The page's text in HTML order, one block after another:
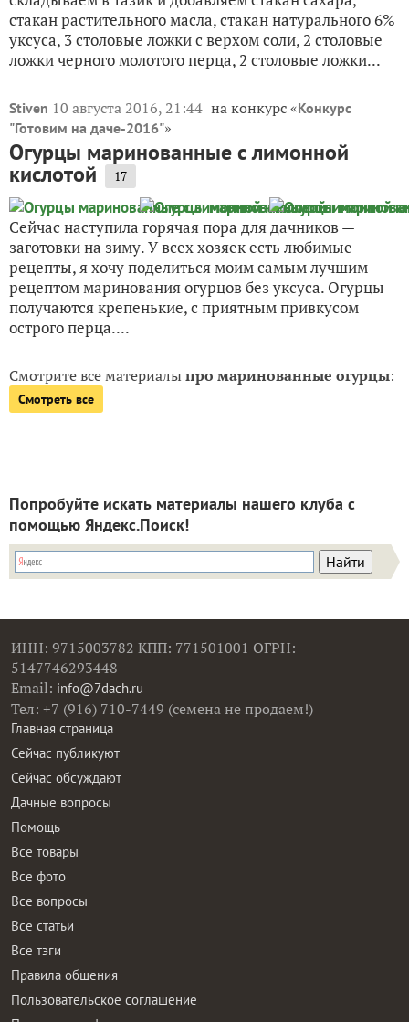
стакан растительного масла, стакан натурального 6%
уксуса, 3 столовые ложки с верхом соли, 2 столовые
ложки черного молотого перца, 2 столовые ложки...
Stiven 10 августа 2016, 21:44 на конкурс «Конкурс
"Готовим на даче-2016"»
Огурцы маринованные с лимонной
кислотой 17
Сейчас наступила горячая пора для дачников —
заготовки на зиму. У всех хозяек есть любимые
рецепты, я хочу поделиться моим самым лучшим
рецептом маринования огурцов без уксуса. Огурцы
получаются крепенькие, с приятным привкусом
острого перца....
Смотрите все материалыпро маринованные огурцы:
Смотреть все
Попробуйте искать материалы нашего клуба с
помощью Яндекс.Поиск!
ИНН: 9715003782 КПП: 771501001 ОГРН:
5147746293448
Email: info@7dach.ru
Тел: +7 (916) 710-7449 (семена не продаем!)
Главная страница
Сейчас публикуют
Сейчас обсуждают
Дачные вопросы
Помощь
Все товары
Все фото
Все вопросы
Все статьи
Все тэги
Правила общения
Пользовательское соглашение